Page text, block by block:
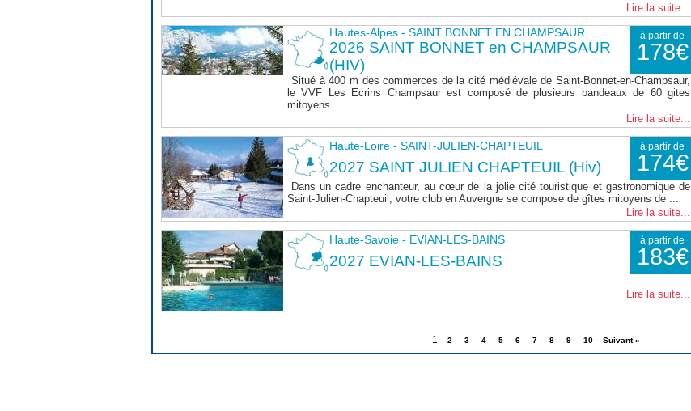
Lire la suite...
Hautes-Alpes - SAINT BONNET EN CHAMPSAUR à partir de
178€
2026 SAINT BONNET en CHAMPSAUR
(HIV)
Situé à 400 m des commerces de la cité médiévale de Saint-Bonnet-en-Champsaur,
le VVF Les Ecrins Champsaur est composé de plusieurs bandeaux de 60 gites
mitoyens ...
Lire la suite...
Haute-Loire - SAINT-JULIEN-CHAPTEUIL à partir de
174€
2027 SAINT JULIEN CHAPTEUIL (Hiv)
Dans un cadre enchanteur, au cœur de la jolie cité touristique et gastronomique de
Saint-Julien-Chapteuil, votre club en Auvergne se compose de gîtes mitoyens de ...
Lire la suite...
Haute-Savoie - EVIAN-LES-BAINS à partir de
183€
2027 EVIAN-LES-BAINS
Lire la suite...
1 2 3 4 5 6 7 8 9 10 Suivant »